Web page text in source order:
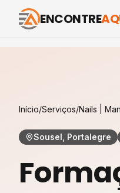
ENCONTRE
Início/Serviços/Nails |
Sousel, Portalegre